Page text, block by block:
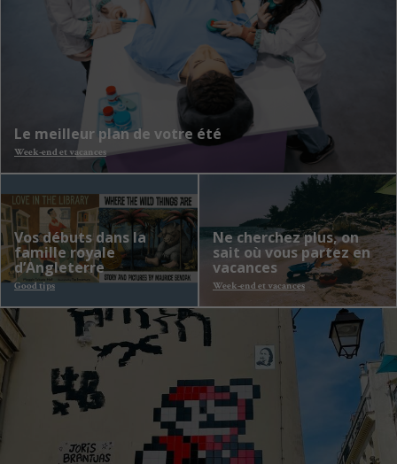
Le meilleur plan de votre été
Week-end et vacances
Vos débuts dans la
famille royale
d’Angleterre
Good tips
Ne cherchez plus, on
sait où vous partez en
vacances
Week-end et vacances